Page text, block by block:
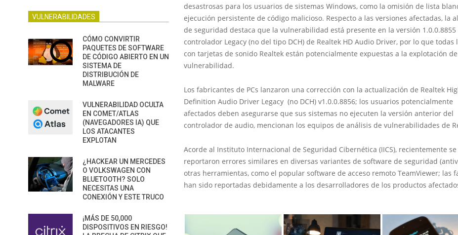
desastrosas para los usuarios de sistemas Windows, como la omisión de lista
ejecución persistente de código malicioso. Respecto a las versiones afectadas, la
de seguridad destaca que la vulnerabilidad está presente en la versión 1.0.0.8855
controlador Legacy (no del tipo DCH) de Realtek HD Audio Driver, por lo que todas
con tarjetas de sonido Realtek están potencialmente expuestas a la explotación
vulnerabilidad.
Los fabricantes de PCs lanzaron una corrección con la actualización de Realtek
Definition Audio Driver Legacy (no DCH) v1.0.0.8856; los usuarios potencialmente
afectados deben asegurarse que sus sistemas no ejecuten la versión anterior del
controlador de audio, mencionan los equipos de análisis de vulnerabilidades de
Acorde al Instituto Internacional de Seguridad Cibernética (IICS), recientemente se
reportaron errores similares en diversas variantes de software de seguridad
otras herramientas, como el popular software de acceso remoto TeamViewer; las
han sido reportadas debidamente a los desarrolladores de los productos
VULNERABILIDADES
CÓMO CONVIRTIR
PAQUETES DE SOFTWARE
DE CÓDIGO ABIERTO EN UN
SISTEMA DE
DISTRIBUCIÓN DE
MALWARE
VULNERABILIDAD OCULTA
EN COMET/ATLAS
(NAVEGADORES IA) QUE
LOS ATACANTES
EXPLOTAN
¿HACKEAR UN MERCEDES
O VOLKSWAGEN CON
BLUETOOTH? SOLO
NECESITAS UNA
CONEXIÓN Y ESTE TRUCO
¡MÁS DE 50,000
DISPOSITIVOS EN RIESGO!